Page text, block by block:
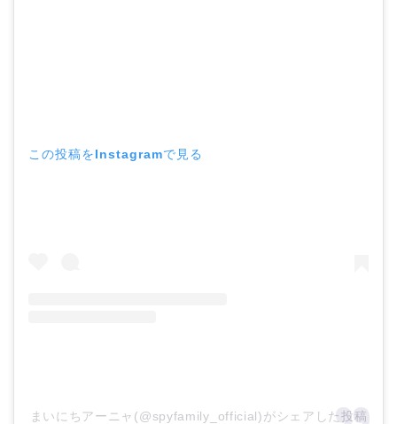
この投稿をInstagramで見る
まいにちアーニャ(@spyfamily_official)がシェアした投稿